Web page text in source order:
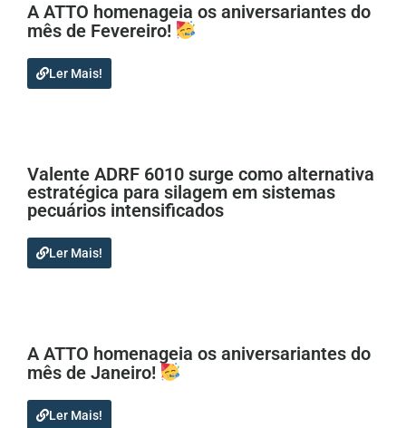
A ATTO homenageia os aniversariantes do
mês de Fevereiro!
Ler Mais!
Valente ADRF 6010 surge como alternativa
estratégica para silagem em sistemas
pecuários intensificados
Ler Mais!
A ATTO homenageia os aniversariantes do
mês de Janeiro!
Ler Mais!